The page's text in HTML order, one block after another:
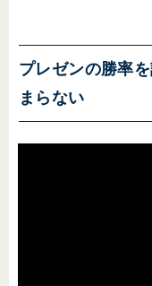
プレゼンの勝率
まらない